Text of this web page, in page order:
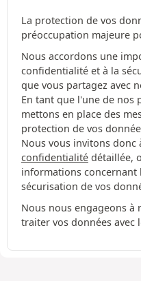
La protection de vos
préoccupation majeure
Nous accordons une
confidentialité et à la
que vous partagez avec
En tant que l'une de nos
mettons en place des
protection de vos
Nous vous invitons donc
confidentialité détaillée,
informations concernant
sécurisation de vos
Nous nous engageons à
traiter vos données avec